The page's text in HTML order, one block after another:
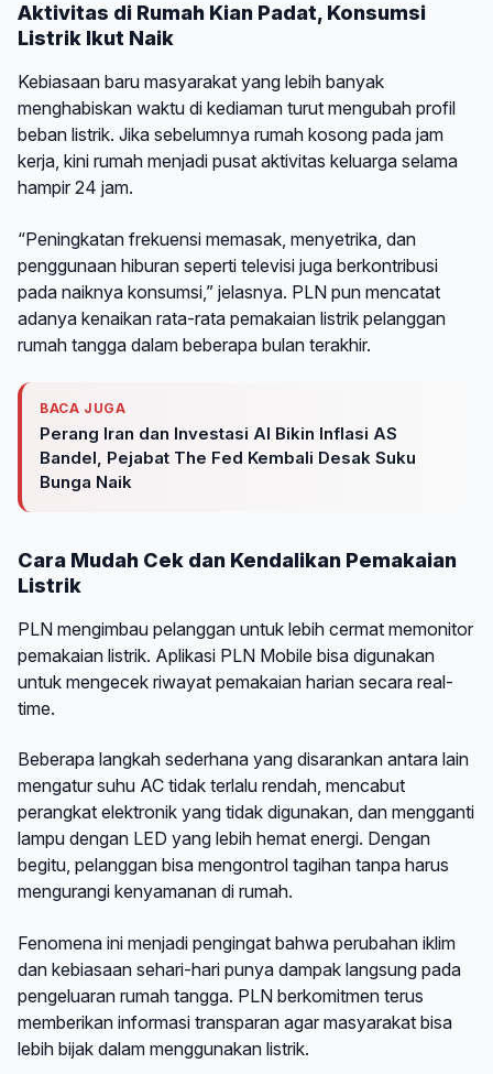
Aktivitas di Rumah Kian Padat, Konsumsi
Listrik Ikut Naik
Kebiasaan baru masyarakat yang lebih banyak
menghabiskan waktu di kediaman turut mengubah profil
beban listrik. Jika sebelumnya rumah kosong pada jam
kerja, kini rumah menjadi pusat aktivitas keluarga selama
hampir 24 jam.
“Peningkatan frekuensi memasak, menyetrika, dan
penggunaan hiburan seperti televisi juga berkontribusi
pada naiknya konsumsi,” jelasnya. PLN pun mencatat
adanya kenaikan rata-rata pemakaian listrik pelanggan
rumah tangga dalam beberapa bulan terakhir.
BACA JUGA
Perang Iran dan Investasi AI Bikin Inflasi AS
Bandel, Pejabat The Fed Kembali Desak Suku
Bunga Naik
Cara Mudah Cek dan Kendalikan Pemakaian
Listrik
PLN mengimbau pelanggan untuk lebih cermat memonitor
pemakaian listrik. Aplikasi PLN Mobile bisa digunakan
untuk mengecek riwayat pemakaian harian secara real-
time.
Beberapa langkah sederhana yang disarankan antara lain
mengatur suhu AC tidak terlalu rendah, mencabut
perangkat elektronik yang tidak digunakan, dan mengganti
lampu dengan LED yang lebih hemat energi. Dengan
begitu, pelanggan bisa mengontrol tagihan tanpa harus
mengurangi kenyamanan di rumah.
Fenomena ini menjadi pengingat bahwa perubahan iklim
dan kebiasaan sehari-hari punya dampak langsung pada
pengeluaran rumah tangga. PLN berkomitmen terus
memberikan informasi transparan agar masyarakat bisa
lebih bijak dalam menggunakan listrik.